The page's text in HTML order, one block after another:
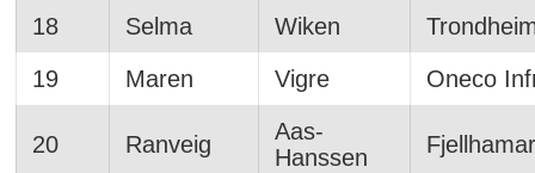
18
Selma Wiken
19
Maren Vigre Oneco
20 Ranveig
Aas-
Hanssen
Fjellhamar